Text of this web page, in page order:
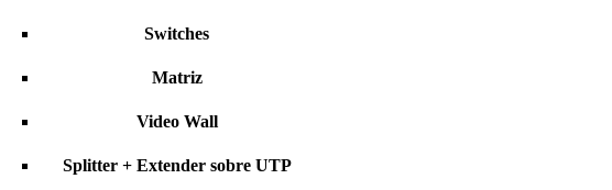
Switches
Matriz
Video Wall
Splitter + Extender sobre UTP